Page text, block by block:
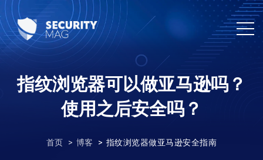
指纹浏览器可以做亚马逊吗？
使用之后安全吗？
首页 博客 指纹浏览器做亚马逊安全指南